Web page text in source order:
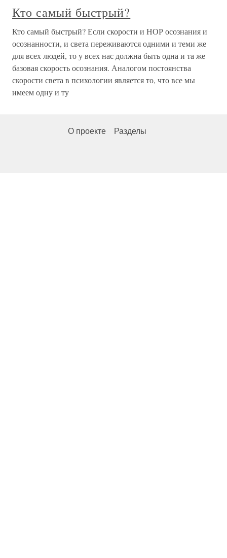
Кто самый быстрый?
Кто самый быстрый? Если скорости и НОР осознания и
осознанности, и света переживаются одними и теми же
для всех людей, то у всех нас должна быть одна и та же
базовая скорость осознания. Аналогом постоянства
скорости света в психологии является то, что все мы
имеем одну и ту
О проекте Разделы